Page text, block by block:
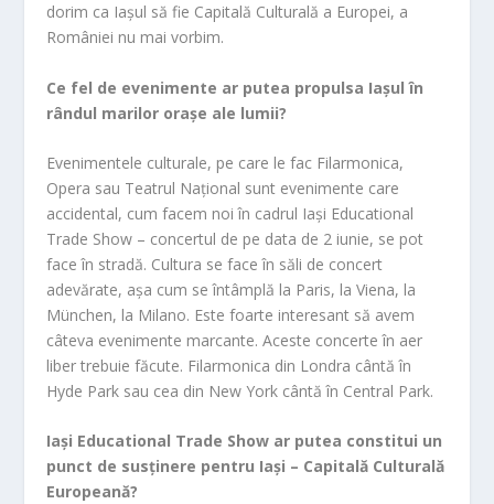
dorim ca Iașul să fie Capitală Culturală a Europei, a
României nu mai vorbim.
Ce fel de evenimente ar putea propulsa Iașul în
rândul marilor orașe ale lumii?
Evenimentele culturale, pe care le fac Filarmonica,
Opera sau Teatrul Național sunt evenimente care
accidental, cum facem noi în cadrul Iași Educational
Trade Show – concertul de pe data de 2 iunie, se pot
face în stradă. Cultura se face în săli de concert
adevărate, așa cum se întâmplă la Paris, la Viena, la
München, la Milano. Este foarte interesant să avem
câteva evenimente marcante. Aceste concerte în aer
liber trebuie făcute. Filarmonica din Londra cântă în
Hyde Park sau cea din New York cântă în Central Park.
Iași Educational Trade Show ar putea constitui un
punct de susținere pentru Iași – Capitală Culturală
Europeană?